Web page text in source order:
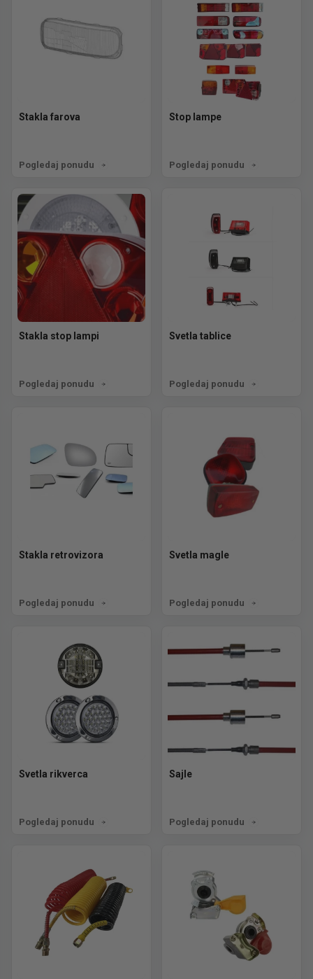
Stakla farova
Pogledaj ponudu
Stop lampe
Pogledaj ponudu
Stakla stop lampi
Pogledaj ponudu
Svetla tablice
Pogledaj ponudu
Stakla retrovizora
Pogledaj ponudu
Svetla magle
Pogledaj ponudu
Svetla rikverca
Pogledaj ponudu
Sajle
Pogledaj ponudu